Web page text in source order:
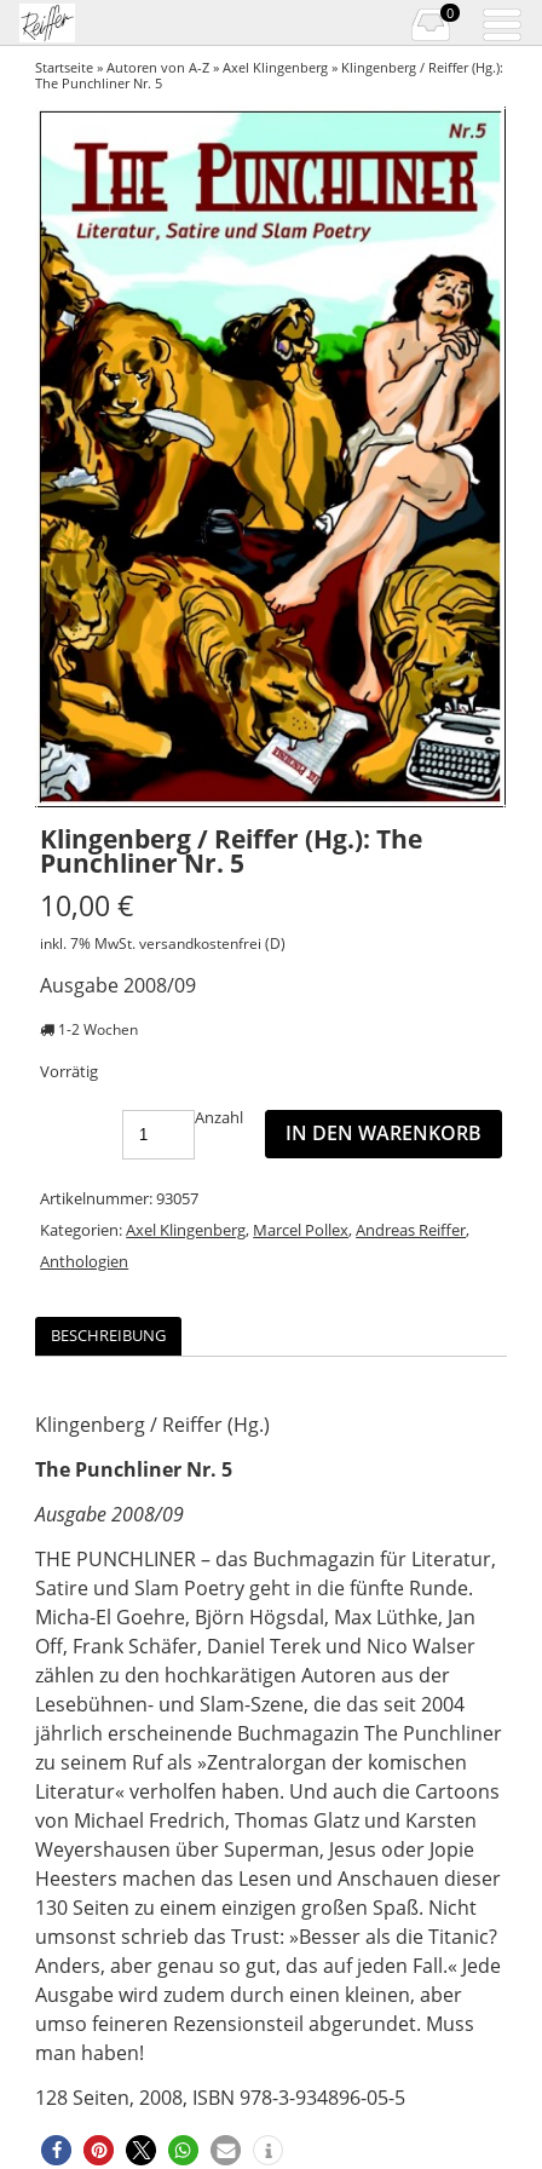
0
Startseite »Autoren von A-Z »Axel Klingenberg » Klingenberg / Reiffer (Hg.):
The Punchliner Nr. 5
Klingenberg / Reiffer (Hg.): The
Punchliner Nr. 5
10,00€
inkl. 7% MwSt. versandkostenfrei (D)
Ausgabe 2008/09
1-2 Wochen
Vorrätig
Anzahl
IN DEN WARENKORB
Artikelnummer:93057
Kategorien:Axel Klingenberg, Marcel Pollex,Andreas Reiffer,
Anthologien
BESCHREIBUNG
Klingenberg / Reiffer (Hg.)
The Punchliner Nr. 5
Ausgabe 2008/09
THE PUNCHLINER – das Buchmagazin für Literatur,
Satire und Slam Poetry geht in die fünfte Runde.
Micha-El Goehre, Björn Högsdal, Max Lüthke, Jan
Off, Frank Schäfer, Daniel Terek und Nico Walser
zählen zu den hochkarätigen Autoren aus der
Lesebühnen- und Slam-Szene, die das seit 2004
jährlich erscheinende Buchmagazin The Punchliner
zu seinem Ruf als »Zentralorgan der komischen
Literatur« verholfen haben. Und auch die Cartoons
von Michael Fredrich, Thomas Glatz und Karsten
Weyershausen über Superman, Jesus oder Jopie
Heesters machen das Lesen und Anschauen dieser
130 Seiten zu einem einzigen großen Spaß. Nicht
umsonst schrieb das Trust: »Besser als die Titanic?
Anders, aber genau so gut, das auf jeden Fall.« Jede
Ausgabe wird zudem durch einen kleinen, aber
umso feineren Rezensionsteil abgerundet. Muss
man haben!
128 Seiten, 2008, ISBN 978-3-934896-05-5